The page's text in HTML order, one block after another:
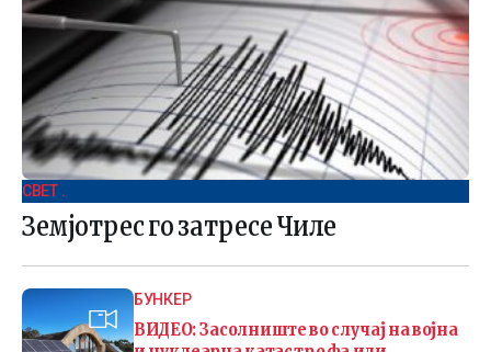
СВЕТ .
Земјотрес го затресе Чиле
БУНКЕР
ВИДЕО: Засолниште во случај на војна